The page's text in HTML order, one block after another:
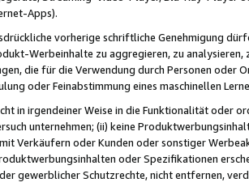
Apps).
vorherige schriftliche Genehmigung
Werbeinhalte zu aggregieren, zu
die für die Verwendung durch Personen
oder Feinabstimmung eines maschinellen
in irgendeiner Weise in die Funktionalität oder
unternehmen; (ii) keine
Verkäufern oder Kunden oder sonstiger
oder Spezifikationen
gewerblicher Schutzrechte, nicht entfernen,